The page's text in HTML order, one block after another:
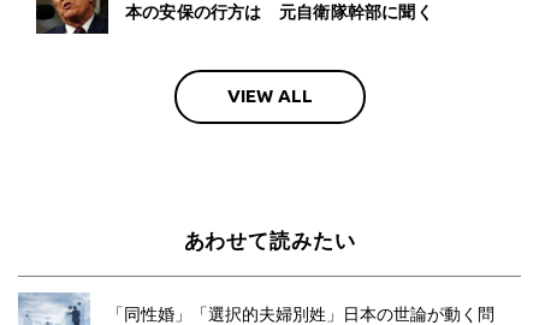
本の安保の行方は 元自衛隊幹部に聞く
VIEW ALL
あわせて読みたい
「同性婚」「選択的夫婦別姓」日本の世論が動く問